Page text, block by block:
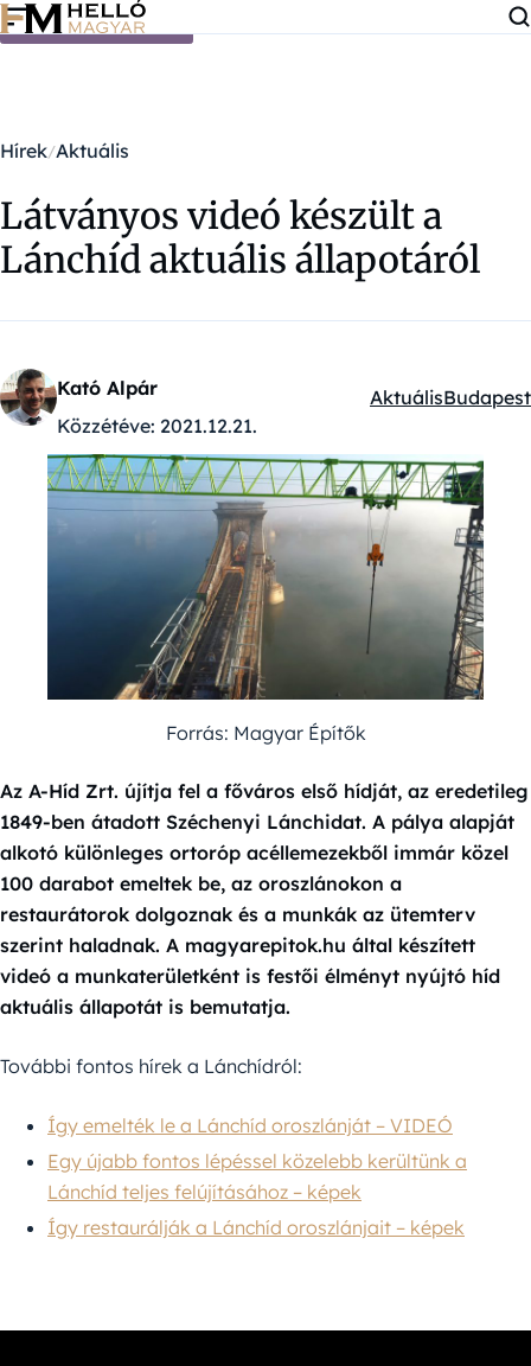
Ugrás a tartalomra
Hírek Aktuális
Látványos videó készült a
Lánchíd aktuális állapotáról
Kató Alpár
Közzétéve: 2021.12.21.
Kategóriák:
AktuálisBudapest
Forrás: Magyar Építők
Az A-Híd Zrt. újítja fel a főváros első hídját, az eredetileg
1849-ben átadott Széchenyi Lánchidat. A pálya alapját
alkotó különleges ortoróp acéllemezekből immár közel
100 darabot emeltek be, az oroszlánokon a
restaurátorok dolgoznak és a munkák az ütemterv
szerint haladnak. A magyarepitok.hu által készített
videó a munkaterületként is festői élményt nyújtó híd
aktuális állapotát is bemutatja.
További fontos hírek a Lánchídról:
Így emelték le a Lánchíd oroszlánját – VIDEÓ
Egy újabb fontos lépéssel közelebb kerültünk a
Lánchíd teljes felújításához – képek
Így restaurálják a Lánchíd oroszlánjait – képek